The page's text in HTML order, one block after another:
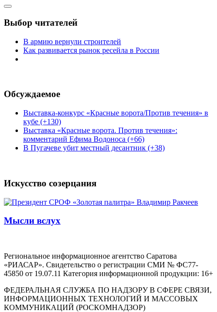
Выбор читателей
В армию вернули строителей
Как развивается рынок ресейла в России
Обсуждаемое
Выставка-конкурс «Красные ворота/Против течения» в
кубе (+130)
Выставка «Красные ворота. Против течения»:
комментарий Ефима Водоноса (+66)
В Пугачеве убит местный десантник (+38)
Искусство созерцания
Мысли вслух
Региональное информационное агентство Саратова
«РИАСАР». Свидетельство о регистрации СМИ № ФС77-
45850 от 19.07.11 Категория информационной продукции: 16+
ФЕДЕРАЛЬНАЯ СЛУЖБА ПО НАДЗОРУ В СФЕРЕ СВЯЗИ,
ИНФОРМАЦИОННЫХ ТЕХНОЛОГИЙ И МАССОВЫХ
КОММУНИКАЦИЙ (РОСКОМНАДЗОР)